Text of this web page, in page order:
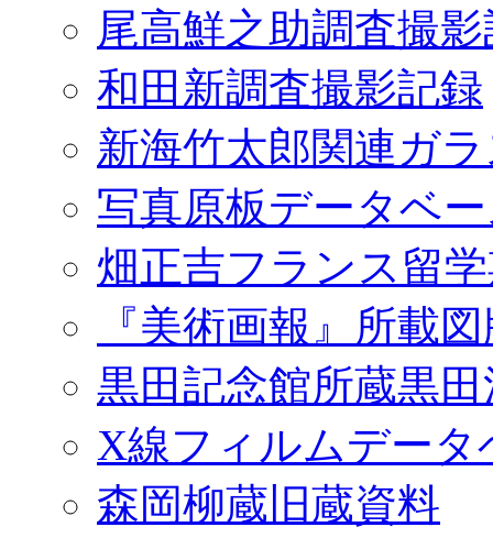
尾高鮮之助調査撮
和田新調査撮影記録
新海竹太郎関連ガ
写真原板データベ
畑正吉フランス留
『美術画報』所載
黒田記念館所蔵黒
X線フィルムデータ
森岡柳蔵旧蔵資料